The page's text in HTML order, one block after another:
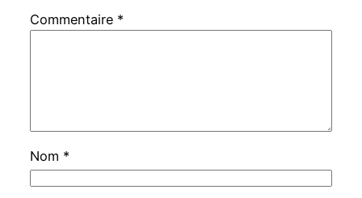
Commentaire *
Nom *